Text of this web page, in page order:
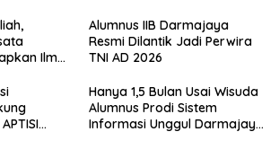
Haru
Ilmu
Alumnus IIB Darmajaya
Resmi Dilantik Jadi Perwira
TNI AD 2026
Hanya 1,5 Bulan Usai Wisuda
Alumnus Prodi Sistem
Informasi Unggul Darmajaya